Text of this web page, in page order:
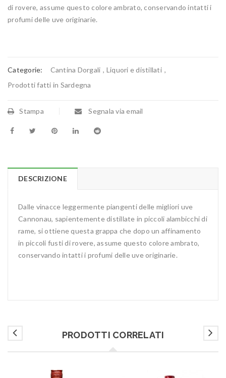
di rovere, assume questo colore ambrato, conservando intatti i
profumi delle uve originarie.
Categorie: Cantina Dorgali , Liquori e distillati ,
Prodotti fatti in Sardegna
Stampa Segnala via email
DESCRIZIONE
Dalle vinacce leggermente piangenti delle migliori uve
Cannonau, sapientemente distillate in piccoli alambicchi di
rame, si ottiene questa grappa che dopo un affinamento
in piccoli fusti di rovere, assume questo colore ambrato,
conservando intatti i profumi delle uve originarie.
PRODOTTI CORRELATI